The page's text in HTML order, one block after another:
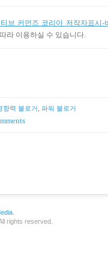
브 커먼즈 코리아 저작자표시-
라 이용하실 수 있습니다.
향력 블로거 파워 블로거
.
rights reserved.